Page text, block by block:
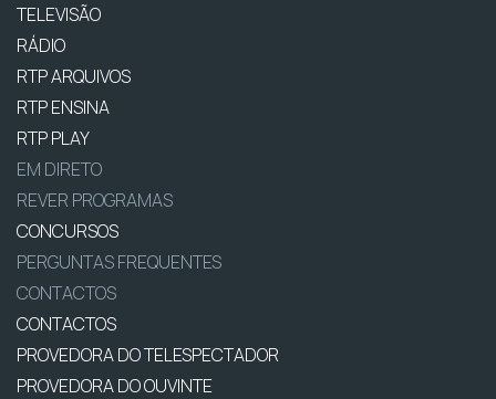
TELEVISÃO
RÁDIO
RTP ARQUIVOS
RTP ENSINA
RTP PLAY
EM DIRETO
REVER PROGRAMAS
CONCURSOS
PERGUNTAS FREQUENTES
CONTACTOS
CONTACTOS
PROVEDORA DO TELESPECTADOR
PROVEDORA DO OUVINTE